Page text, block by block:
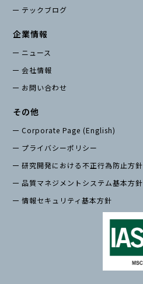
テックブログ
企業情報
ニュース
会社情報
お問い合わせ
その他
Corporate Page (English)
プライバシーポリシー
研究開発における不正行為防止方針
品質マネジメントシステム基本方針
情報セキュリティ基本方針